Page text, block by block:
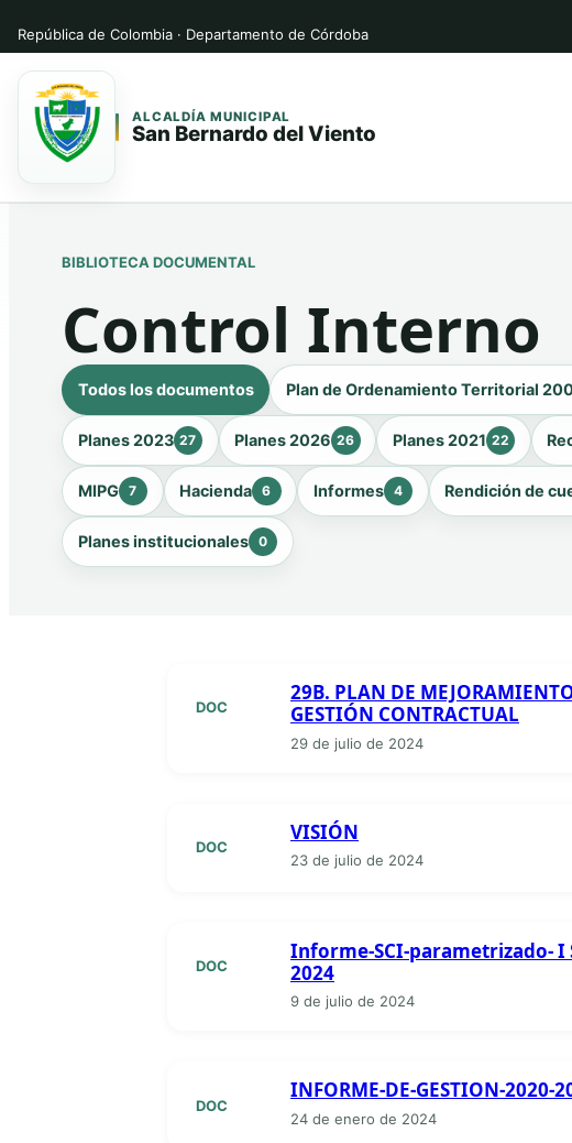
Saltar
Saltar
República de Colombia · Departamento de Córdoba
ALCALDÍA MUNICIPAL
San Bernardo del Viento
BIBLIOTECA DOCUMENTAL
Control Interno
Todos los documentos Plan de Ordenamiento Territorial
Planes 2023 27 Planes 2026 26 Planes 2021 22
MIPG 7 Hacienda 6 Informes 4 Rendición de
Planes institucionales 0
DOC
29B. PLAN DE
GESTIÓN CONTRACTUAL
29 de julio de 2024
DOC
VISIÓN
23 de julio de 2024
DOC
Informe-SCI-parametrizado- I
2024
9 de julio de 2024
DOC
INFORME-DE-GESTION-2020-
24 de enero de 2024